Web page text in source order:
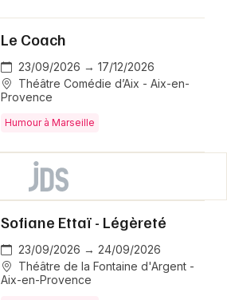
Le Coach
23/09/2026 → 17/12/2026
Théâtre Comédie d’Aix - Aix-en-
Provence
Humour à Marseille
Sofiane Ettaï - Légèreté
23/09/2026 → 24/09/2026
Théâtre de la Fontaine d'Argent -
Aix-en-Provence